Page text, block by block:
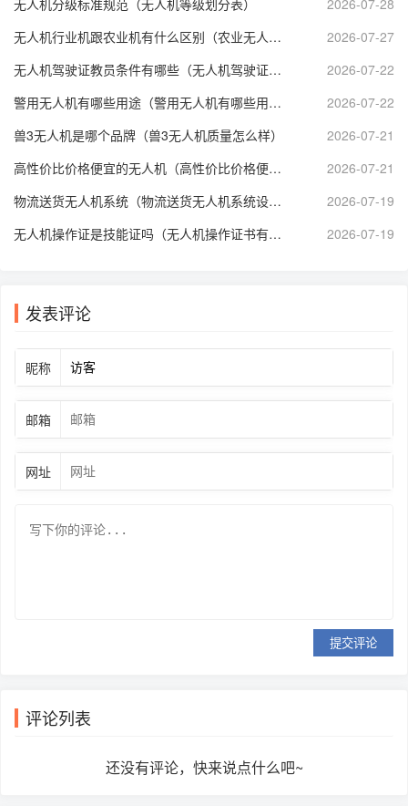
无人机行业机跟农业机有什么区别（农业无人机属于什么分类）
2026-07-27
无人机驾驶证教员条件有哪些（无人机驾驶证培训师资要求）
2026-07-22
警用无人机有哪些用途（警用无人机有哪些用途呢）
2026-07-22
兽3无人机是哪个品牌（兽3无人机质量怎么样）
2026-07-21
高性价比价格便宜的无人机（高性价比价格便宜的无人机推荐）
2026-07-21
物流送货无人机系统（物流送货无人机系统设计）
2026-07-19
无人机操作证是技能证吗（无人机操作证书有哪些）
2026-07-19
发表评论
昵称
邮箱
网址
提交评论
评论列表
还没有评论，快来说点什么吧~